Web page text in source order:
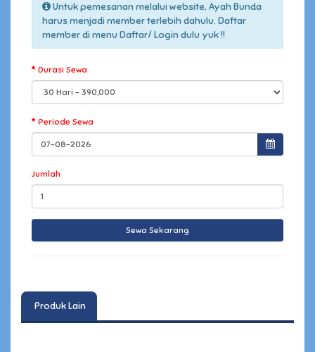
Untuk pemesanan melalui website, Ayah Bunda
harus menjadi member terlebih dahulu. Daftar
member di menu Daftar/ Login dulu yuk !!
Durasi Sewa
Periode Sewa
Jumlah
Produk Lain